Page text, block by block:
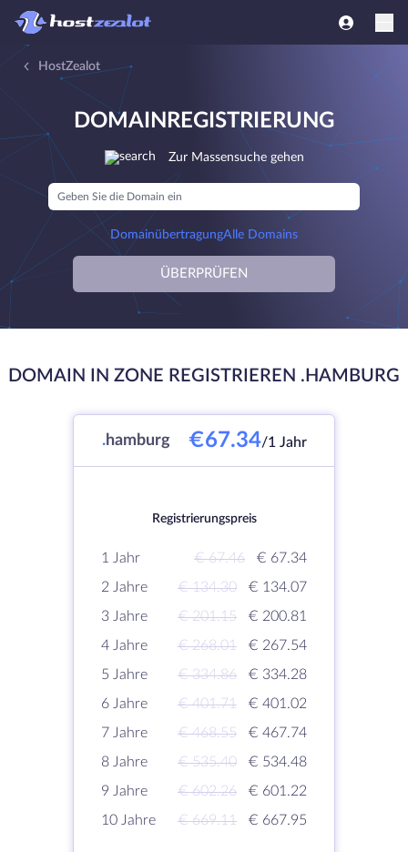
HostZealot
DOMAINREGISTRIERUNG
Zur Massensuche gehen
DomainübertragungAlle Domains
ÜBERPRÜFEN
DOMAIN IN ZONE REGISTRIEREN .HAMBURG
.hamburg €67.34/1 Jahr
Registrierungspreis
1 Jahr € 67.46
€ 67.34
2 Jahre
€ 134.30
€ 134.07
3 Jahre
€ 201.15
€ 200.81
4 Jahre
€ 268.01
€ 267.54
5 Jahre
€ 334.86
€ 334.28
6 Jahre
€ 401.71
€ 401.02
7 Jahre
€ 468.55
€ 467.74
8 Jahre
€ 535.40
€ 534.48
9 Jahre
€ 602.26
€ 601.22
10 Jahre
€ 669.11 € 667.95